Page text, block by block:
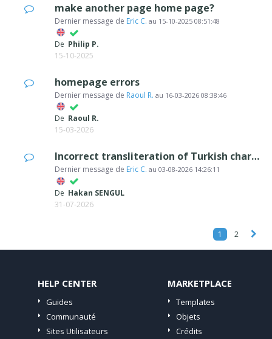
make another page home page?
Dernier message de Eric C. au 15-10-2025 08:51:48
De Philip P.
15-10-2025
homepage errors
Dernier message de Raoul R. au 16-03-2026 08:38:46
De Raoul R.
15-03-2026
Incorrect transliteration of Turkish characters in generated page filenames (seo
Dernier message de Eric C. au 03-08-2026 14:26:11
De Hakan SENGUL
31-07-2026
1 2
HELP CENTER
Guides
Communauté
Sites Utilisateurs
MARKETPLACE
Templates
Objets
Crédits